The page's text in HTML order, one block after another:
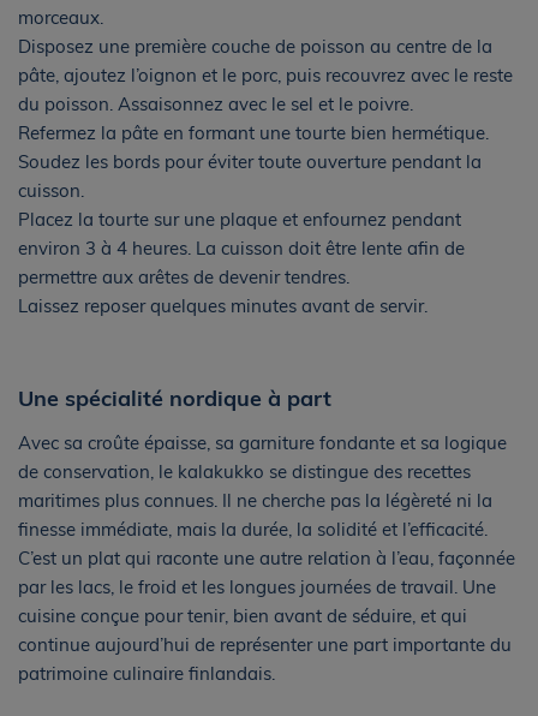
morceaux.
Disposez une première couche de poisson au centre de la
pâte, ajoutez l’oignon et le porc, puis recouvrez avec le reste
du poisson. Assaisonnez avec le sel et le poivre.
Refermez la pâte en formant une tourte bien hermétique.
Soudez les bords pour éviter toute ouverture pendant la
cuisson.
Placez la tourte sur une plaque et enfournez pendant
environ 3 à 4 heures. La cuisson doit être lente afin de
permettre aux arêtes de devenir tendres.
Laissez reposer quelques minutes avant de servir.
Une spécialité nordique à part
Avec sa croûte épaisse, sa garniture fondante et sa logique
de conservation, le kalakukko se distingue des recettes
maritimes plus connues. Il ne cherche pas la légèreté ni la
finesse immédiate, mais la durée, la solidité et l’efficacité.
C’est un plat qui raconte une autre relation à l’eau, façonnée
par les lacs, le froid et les longues journées de travail. Une
cuisine conçue pour tenir, bien avant de séduire, et qui
continue aujourd’hui de représenter une part importante du
patrimoine culinaire finlandais.